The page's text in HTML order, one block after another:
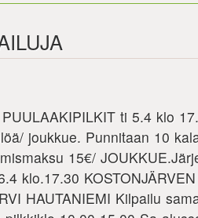
ti 5.4 klo
joukkue. Punnitaan 10
15€/
klo.17.30
HAUTANIEMI Kilpailu